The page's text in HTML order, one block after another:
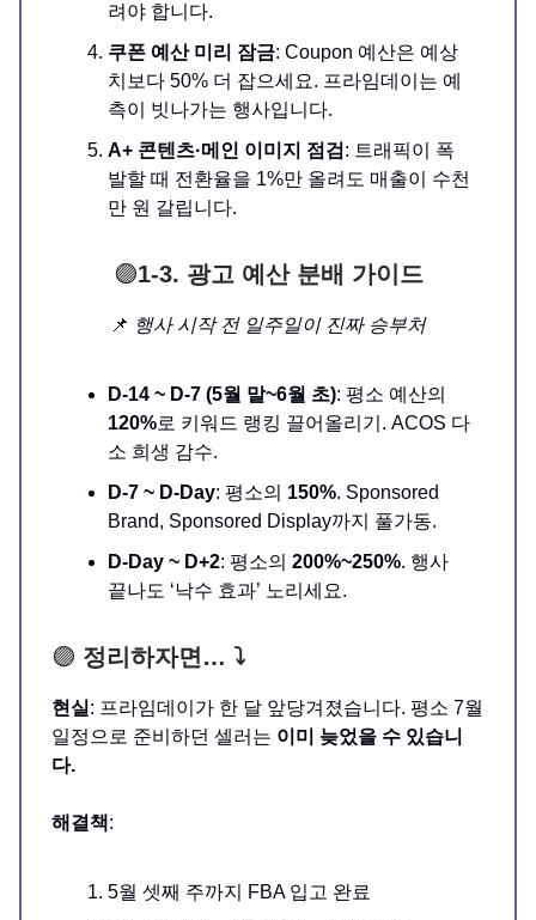
려야 합니다.
쿠폰 예산 미리 잠금: Coupon 예산은 예상
치보다 50% 더 잡으세요. 프라임데이는 예
측이 빗나가는 행사입니다.
A+ 콘텐츠·메인 이미지 점검 : 트래픽이 폭
발할 때 전환율을 1%만 올려도 매출이 수천
만 원 갈립니다.
🟣1-3. 광고 예산 분배 가이드
📌 행사 시작 전 일주일이 진짜 승부처
D-14 ~ D-7 (5월 말~6월 초): 평소 예산의
120%로 키워드 랭킹 끌어올리기. ACOS 다
소 희생 감수.
D-7 ~ D-Day: 평소의 150%. Sponsored
Brand, Sponsored Display까지 풀가동.
D-Day ~ D+2: 평소의 200%~250%. 행사
끝나도 ‘낙수 효과’ 노리세요.
🟣 정리하자면… ⤵️
현실 : 프라임데이가 한 달 앞당겨졌습니다. 평소 7월
일정으로 준비하던 셀러는 이미 늦었을 수 있습니
다.
해결책:
5월 셋째 주까지 FBA 입고 완료